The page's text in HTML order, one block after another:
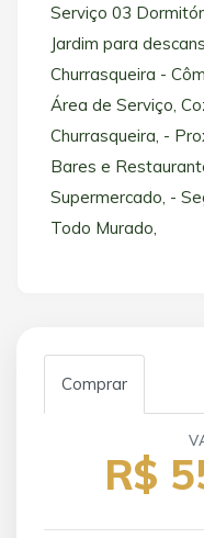
Serviço 03
Jardim para
Churrasqueira -
Área de Serviço,
Churrasqueira, -
Bares e
Supermercado, -
Todo Murado,
Comprar
R$